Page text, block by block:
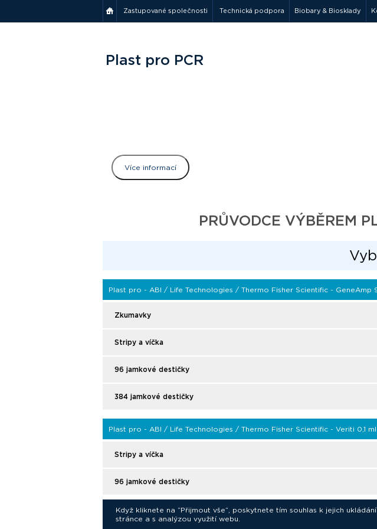
Zastupované společnosti Technická podpora Biobary & Biosklady
Plast pro PCR
Více informací
PRŮVODCE VÝBĚREM
Plast pro - ABI / Life Technologies / Thermo Fisher Scientific - GeneAmp
Zkumavky
Stripy a víčka
96 jamkové destičky
384 jamkové destičky
Plast pro - ABI / Life Technologies / Thermo Fisher Scientific - Veriti 0,1 ml
Stripy a víčka
96 jamkové destičky
Když kliknete na “Přijmout vše”, poskytnete tím souhlas k jejich
stránce a s analýzou využití webu.